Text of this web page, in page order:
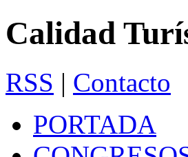
Calidad
RSS | Contacto
PORTADA